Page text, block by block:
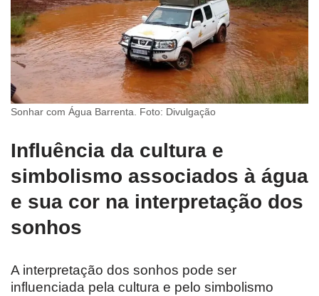
Sonhar com Água Barrenta. Foto: Divulgação
Influência da cultura e
simbolismo associados à água
e sua cor na interpretação dos
sonhos
A interpretação dos sonhos pode ser
influenciada pela cultura e pelo simbolismo